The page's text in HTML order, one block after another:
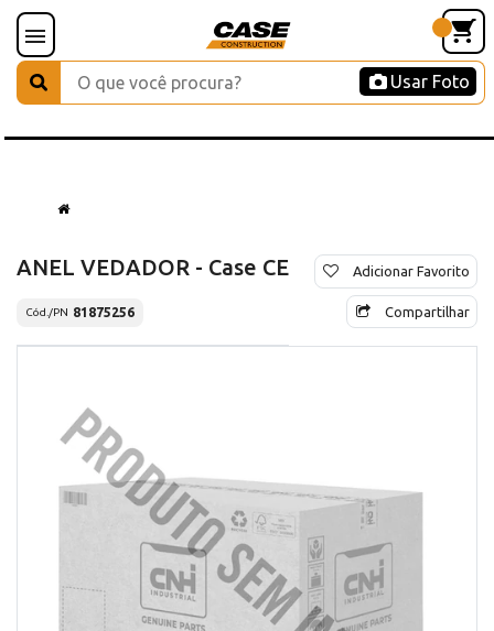
Usar Foto
ANEL VEDADOR - Case CE
Cód./PN 81875256
Adicionar Favorito
Compartilhar